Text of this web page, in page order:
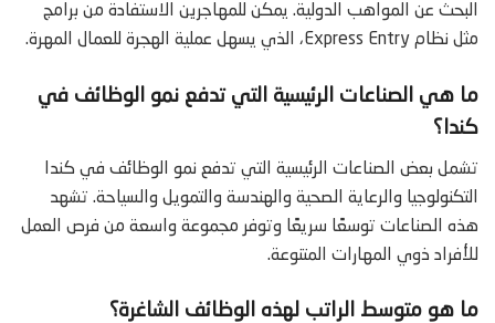
البحث عن المواهب الدولية. يمكن للمهاجرين الاستفادة من برامج
مثل نظام Express Entry، الذي يسهل عملية الهجرة للعمال المهرة.
ما هي الصناعات الرئيسية التي تدفع نمو الوظائف في
كندا؟
تشمل بعض الصناعات الرئيسية التي تدفع نمو الوظائف في كندا
التكنولوجيا والرعاية الصحية والهندسة والتمويل والسياحة. تشهد
هذه الصناعات توسعًا سريعًا وتوفر مجموعة واسعة من فرص العمل
للأفراد ذوي المهارات المتنوعة.
ما هو متوسط ​​الراتب لهذه الوظائف الشاغرة؟